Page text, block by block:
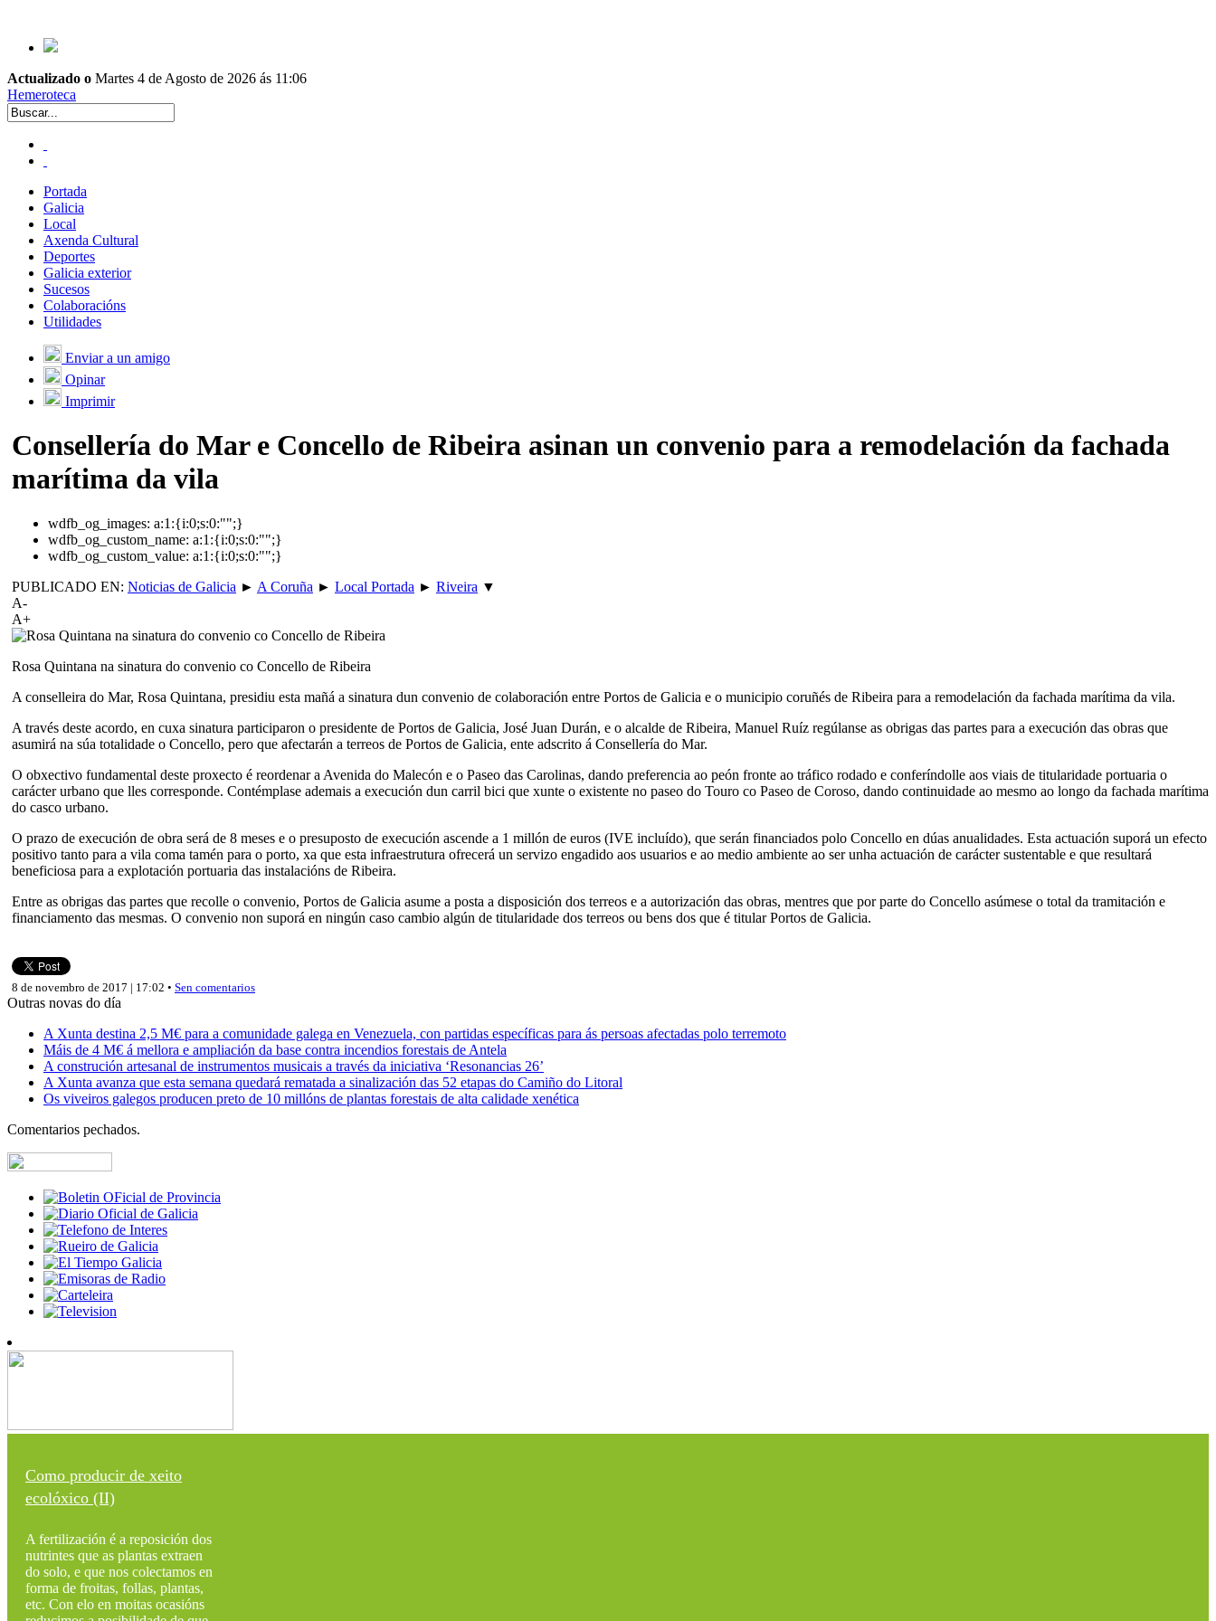
Actualizado o Martes 4 de Agosto de 2026 ás 11:06
Hemeroteca
Portada
Galicia
Local
Axenda Cultural
Deportes
Galicia exterior
Sucesos
Colaboracións
Utilidades
Enviar a un amigo
Opinar
Imprimir
Consellería do Mar e Concello de Ribeira asinan un convenio para a remodelación da fachada
marítima da vila
wdfb_og_images: a:1:{i:0;s:0:"";}
wdfb_og_custom_name: a:1:{i:0;s:0:"";}
wdfb_og_custom_value: a:1:{i:0;s:0:"";}
PUBLICADO EN: Noticias de Galicia ► A Coruña ► Local Portada ► Riveira ▼
A-
A+
Rosa Quintana na sinatura do convenio co Concello de Ribeira
A conselleira do Mar, Rosa Quintana, presidiu esta mañá a sinatura dun convenio de colaboración entre Portos de Galicia e o municipio coruñés de Ribeira para a remodelación da fachada marítima da vila.
A través deste acordo, en cuxa sinatura participaron o presidente de Portos de Galicia, José Juan Durán, e o alcalde de Ribeira, Manuel Ruíz regúlanse as obrigas das partes para a execución das obras que
asumirá na súa totalidade o Concello, pero que afectarán a terreos de Portos de Galicia, ente adscrito á Consellería do Mar.
O obxectivo fundamental deste proxecto é reordenar a Avenida do Malecón e o Paseo das Carolinas, dando preferencia ao peón fronte ao tráfico rodado e conferíndolle aos viais de titularidade portuaria o
carácter urbano que lles corresponde. Contémplase ademais a execución dun carril bici que xunte o existente no paseo do Touro co Paseo de Coroso, dando continuidade ao mesmo ao longo da fachada marítima
do casco urbano.
O prazo de execución de obra será de 8 meses e o presuposto de execución ascende a 1 millón de euros (IVE incluído), que serán financiados polo Concello en dúas anualidades. Esta actuación suporá un efecto
positivo tanto para a vila coma tamén para o porto, xa que esta infraestrutura ofrecerá un servizo engadido aos usuarios e ao medio ambiente ao ser unha actuación de carácter sustentable e que resultará
beneficiosa para a explotación portuaria das instalacións de Ribeira.
Entre as obrigas das partes que recolle o convenio, Portos de Galicia asume a posta a disposición dos terreos e a autorización das obras, mentres que por parte do Concello asúmese o total da tramitación e
financiamento das mesmas. O convenio non suporá en ningún caso cambio algún de titularidade dos terreos ou bens dos que é titular Portos de Galicia.
8 de novembro de 2017 | 17:02 • Sen comentarios
Outras novas do día
A Xunta destina 2,5 M€ para a comunidade galega en Venezuela, con partidas específicas para ás persoas afectadas polo terremoto
Máis de 4 M€ á mellora e ampliación da base contra incendios forestais de Antela
A construción artesanal de instrumentos musicais a través da iniciativa ‘Resonancias 26’
A Xunta avanza que esta semana quedará rematada a sinalización das 52 etapas do Camiño do Litoral
Os viveiros galegos producen preto de 10 millóns de plantas forestais de alta calidade xenética
Comentarios pechados.
Como producir de xeito
ecolóxico (II)
A fertilización é a reposición dos
nutrintes que as plantas extraen
do solo, e que nos colectamos en
forma de froitas, follas, plantas,
etc. Con elo en moitas ocasións